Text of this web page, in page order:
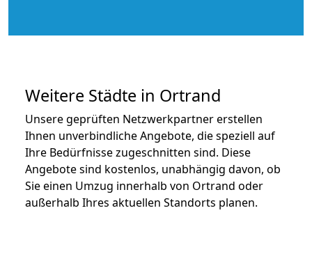
Weitere Städte in Ortrand
Unsere geprüften Netzwerkpartner erstellen
Ihnen unverbindliche Angebote, die speziell auf
Ihre Bedürfnisse zugeschnitten sind. Diese
Angebote sind kostenlos, unabhängig davon, ob
Sie einen Umzug innerhalb von Ortrand oder
außerhalb Ihres aktuellen Standorts planen.